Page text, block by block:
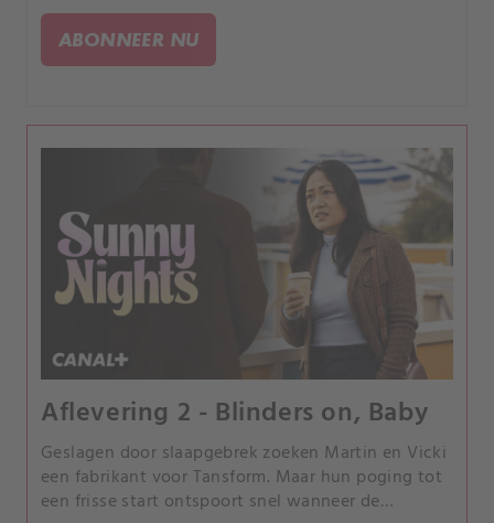
verandert in een gevaarlijk spel om te overleven.
ABONNEER NU
Aflevering 2 - Blinders on, Baby
Geslagen door slaapgebrek zoeken Martin en Vicki
een fabrikant voor Tansform. Maar hun poging tot
een frisse start ontspoort snel wanneer de